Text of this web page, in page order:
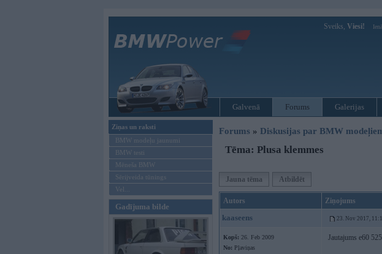
Sveiks, Viesi!
Galvenā Forums Galerijas
Ziņas un raksti
BMW modeļu jaunumi
BMW testi
Mēneša BMW
Sērijveida tūnings
Vel...
Gadījuma bilde
Forums » Diskusijas par BMW
Tēma: Plusa klemmes
Jauna tēma Atbildēt
Autors Ziņojums
kaaseens 23. Nov 2017,
Kopš: 26. Feb 2009
No: Pļaviņas
Jautajums e60